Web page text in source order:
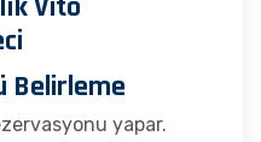
Belirleme
yapar.